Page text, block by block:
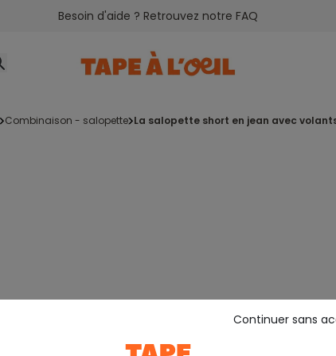
Besoin d'aide ? Retrouvez notre FAQ
combinaison - salopette la salopette short en jean avec
Continuer sans